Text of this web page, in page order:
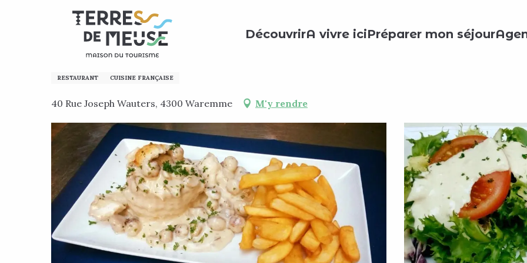
DécouvrirA vivre iciPréparer mon séjour
Accueil Préparer mon séjour
Le Coeur d'Or
RESTAURANT CUISINE FRANÇAISE
40 Rue Joseph Wauters, 4300 Waremme M'y rendre